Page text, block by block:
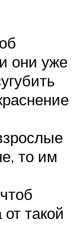
они уже
то им
такой